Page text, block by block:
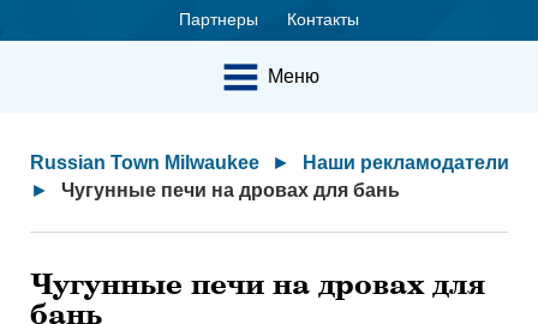
Партнеры Контакты
Меню
Russian Town Milwaukee ►
Наши рекламодатели
►
Чугунные печи на дровах для бань
Чугунные печи на дровах для
бань